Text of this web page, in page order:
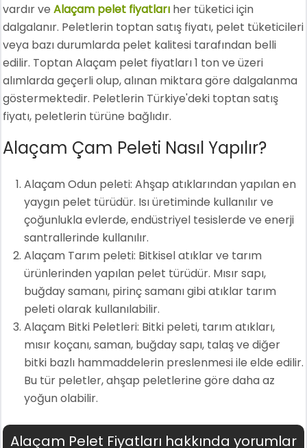
vardır veAlaçam pelet fiyatları her tüketici için
dalgalanır. Peletlerin toptan satış fiyatı, pelet tüketicileri
veya bazı durumlarda pelet kalitesi tarafından belli
edilir. Toptan Alaçam pelet fiyatları 1 ton ve üzeri
alımlarda geçerli olup, alınan miktara göre dalgalanma
göstermektedir. Peletlerin Türkiye'deki toptan satış
fiyatı, peletlerin türüne bağlıdır.
Alaçam Çam Peleti Nasıl Yapılır?
Alaçam Odun peleti: Ahşap atıklarından yapılan en
yaygın pelet türüdür. Isı üretiminde kullanılır ve
çoğunlukla evlerde, endüstriyel tesislerde ve enerji
santrallerinde kullanılır.
Alaçam Tarım peleti: Bitkisel atıklar ve tarım
ürünlerinden yapılan pelet türüdür. Mısır sapı,
buğday samanı, pirinç samanı gibi atıklar tarım
peleti olarak kullanılabilir.
Alaçam Bitki Peletleri: Bitki peleti, tarım atıkları,
mısır koçanı, saman, buğday sapı, talaş ve diğer
bitki bazlı hammaddelerin preslenmesi ile elde edilir.
Bu tür peletler, ahşap peletlerine göre daha az
yoğun olabilir.
Alaçam Pelet Fiyatları hakkında yorumlar